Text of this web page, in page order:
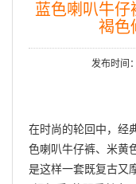
蓝色喇叭牛仔
褐色
发布时间
在时尚的轮回中，经
色喇叭牛仔裤、米黄
是这样一套既复古又